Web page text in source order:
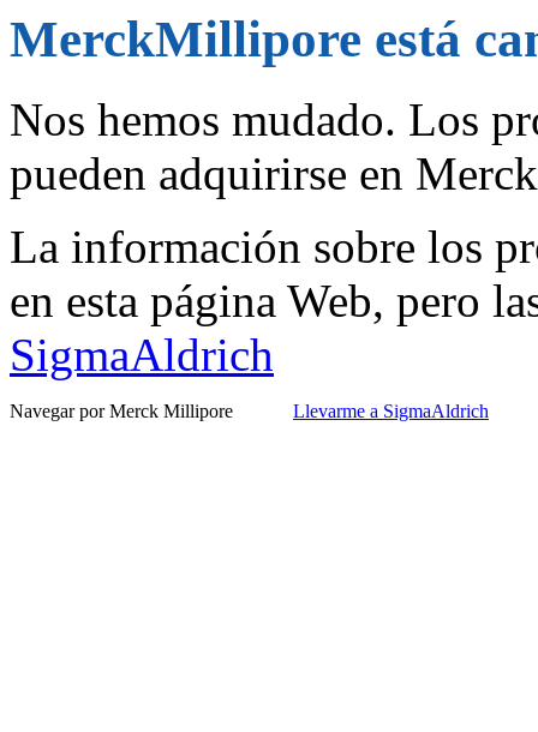
MerckMillipore está
Nos hemos mudado. Los
pueden adquirirse en
La información sobre los
en esta página Web, pero
SigmaAldrich
Navegar por Merck Millipore Llevarme a SigmaAldrich